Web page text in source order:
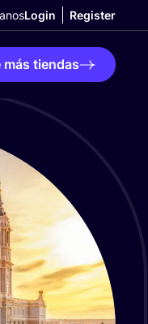
Login Register
más tiendas